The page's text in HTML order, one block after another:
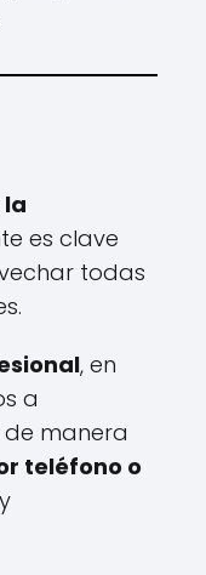
es clave
todas
, en
a
de manera
teléfono o